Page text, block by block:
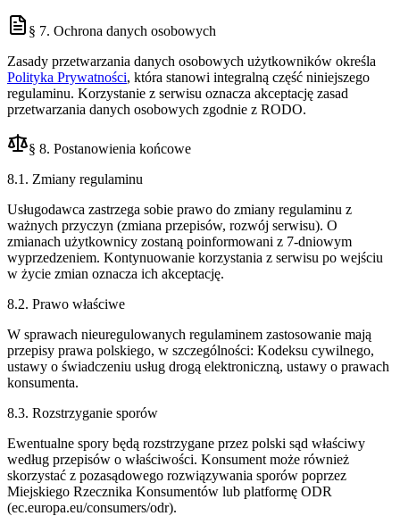
§ 7. Ochrona danych osobowych
Zasady przetwarzania danych osobowych użytkowników określa
Polityka Prywatności, która stanowi integralną część niniejszego
regulaminu. Korzystanie z serwisu oznacza akceptację zasad
przetwarzania danych osobowych zgodnie z RODO.
§ 8. Postanowienia końcowe
8.1. Zmiany regulaminu
Usługodawca zastrzega sobie prawo do zmiany regulaminu z
ważnych przyczyn (zmiana przepisów, rozwój serwisu). O
zmianach użytkownicy zostaną poinformowani z 7-dniowym
wyprzedzeniem. Kontynuowanie korzystania z serwisu po wejściu
w życie zmian oznacza ich akceptację.
8.2. Prawo właściwe
W sprawach nieuregulowanych regulaminem zastosowanie mają
przepisy prawa polskiego, w szczególności: Kodeksu cywilnego,
ustawy o świadczeniu usług drogą elektroniczną, ustawy o prawach
konsumenta.
8.3. Rozstrzyganie sporów
Ewentualne spory będą rozstrzygane przez polski sąd właściwy
według przepisów o właściwości. Konsument może również
skorzystać z pozasądowego rozwiązywania sporów poprzez
Miejskiego Rzecznika Konsumentów lub platformę ODR
(ec.europa.eu/consumers/odr).